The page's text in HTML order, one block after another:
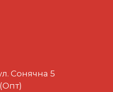
Сонячна 5